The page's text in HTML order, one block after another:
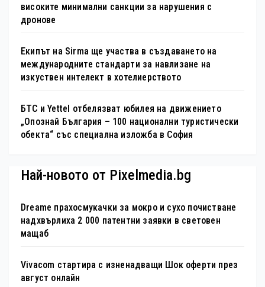
високите минимални санкции за нарушения с
дронове
Екипът на Sirma ще участва в създаването на
международните стандарти за навлизане на
изкуствен интелект в хотелиерството
БТС и Yettel отбелязват юбилея на движението
„Опознай България – 100 национални туристически
обекта“ със специална изложба в София
Най-новото от Pixelmedia.bg
Dreame прахосмукачки за мокро и сухо почистване
надхвърлиха 2 000 патентни заявки в световен
мащаб
Vivacom стартира с изненадващи Шок оферти през
август онлайн